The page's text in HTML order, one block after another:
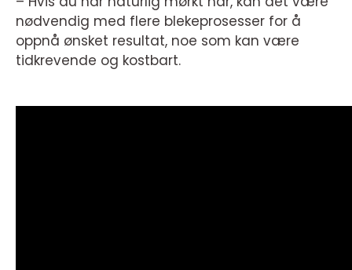
nødvendig med flere blekeprosesser for å
oppnå ønsket resultat, noe som kan være
tidkrevende og kostbart.